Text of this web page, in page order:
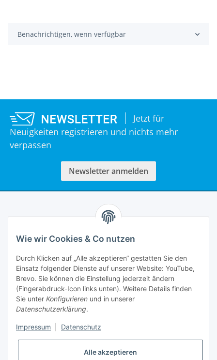
Benachrichtigen, wenn verfügbar
Jetzt für
Neuigkeiten registrieren und nichts mehr
verpassen
Newsletter anmelden
Informationen
Mein Account
Adlerstraße 6
97199 Ochsenfurt
Deutschland
Wie wir Cookies & Co nutzen
Durch Klicken auf „Alle akzeptieren“ gestatten Sie den
Einsatz folgender Dienste auf unserer Website: YouTube,
Brevo. Sie können die Einstellung jederzeit ändern
(Fingerabdruck-Icon links unten). Weitere Details finden
Sie unter Konfigurieren und in unserer
Datenschutzerklärung.
Impressum Datenschutz
Alle akzeptieren